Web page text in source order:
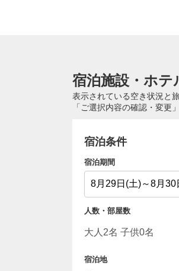
宿泊施設・ホ
表示されている空き状況と
「ご選択内容の確認・変更
宿泊条件
宿泊期間
人数・部屋数
宿泊地